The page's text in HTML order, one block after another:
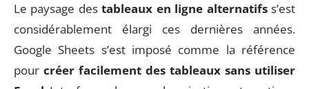
Le paysage destableaux en ligne alternatifss’est
considérablement élargi ces dernières années.
Google Sheets s’est imposé comme la référence
pour créer facilement des tableaux sans utiliser